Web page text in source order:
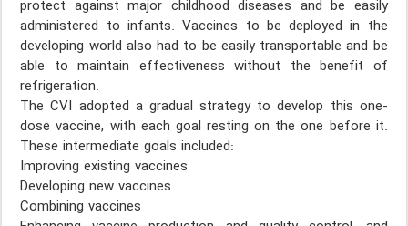
protect against major childhood diseases and be easily
administered to infants. Vaccines to be deployed in the
developing world also had to be easily transportable and be
able to maintain effectiveness without the benefit of
refrigeration.
The CVI adopted a gradual strategy to develop this one-
dose vaccine, with each goal resting on the one before it.
These intermediate goals included:
Improving existing vaccines
Developing new vaccines
Combining vaccines